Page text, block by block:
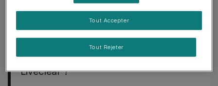
Où puis-je acheter PRO PLAN®
Liveclear ?
Tout Rejeter
Tout Accepter